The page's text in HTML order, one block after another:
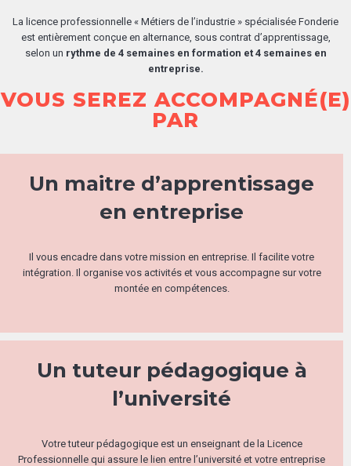
La licence professionnelle « Métiers de l’industrie » spécialisée Fonderie
est entièrement conçue en alternance, sous contrat d’apprentissage,
selon un rythme de 4 semaines en formation et 4 semaines en
entreprise.
VOUS SEREZ ACCOMPAGNÉ(E)
PAR
Un maitre d’apprentissage
en entreprise
Il vous encadre dans votre mission en entreprise. Il facilite votre
intégration. Il organise vos activités et vous accompagne sur votre
montée en compétences.
Un tuteur pédagogique à
l’université
Votre tuteur pédagogique est un enseignant de la Licence
Professionnelle qui assure le lien entre l’université et votre entreprise